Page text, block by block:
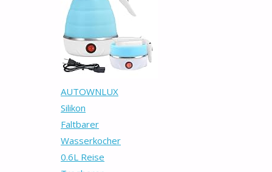
AUTOWNLUX
Silikon
Faltbarer
Wasserkocher
0.6L Reise